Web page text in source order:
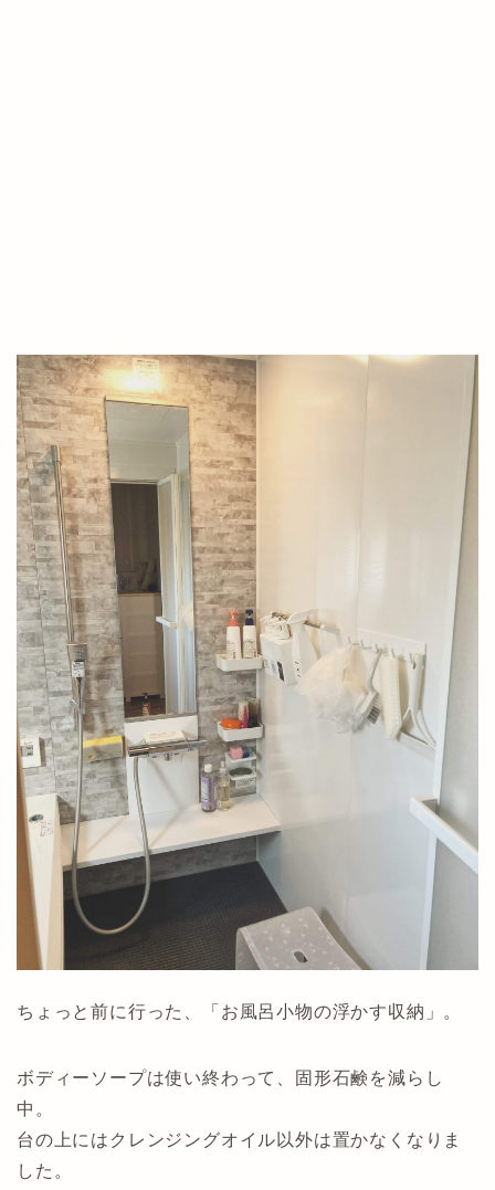
ちょっと前に行った、「お風呂小物の浮かす収納」。
ボディーソープは使い終わって、固形石鹸を減らし
中。
台の上にはクレンジングオイル以外は置かなくなりま
した。